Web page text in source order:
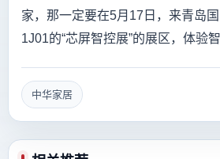
家，那一定要在5月17日，来青岛
1J01的“芯屏智控展”的展区，体验
中华家居